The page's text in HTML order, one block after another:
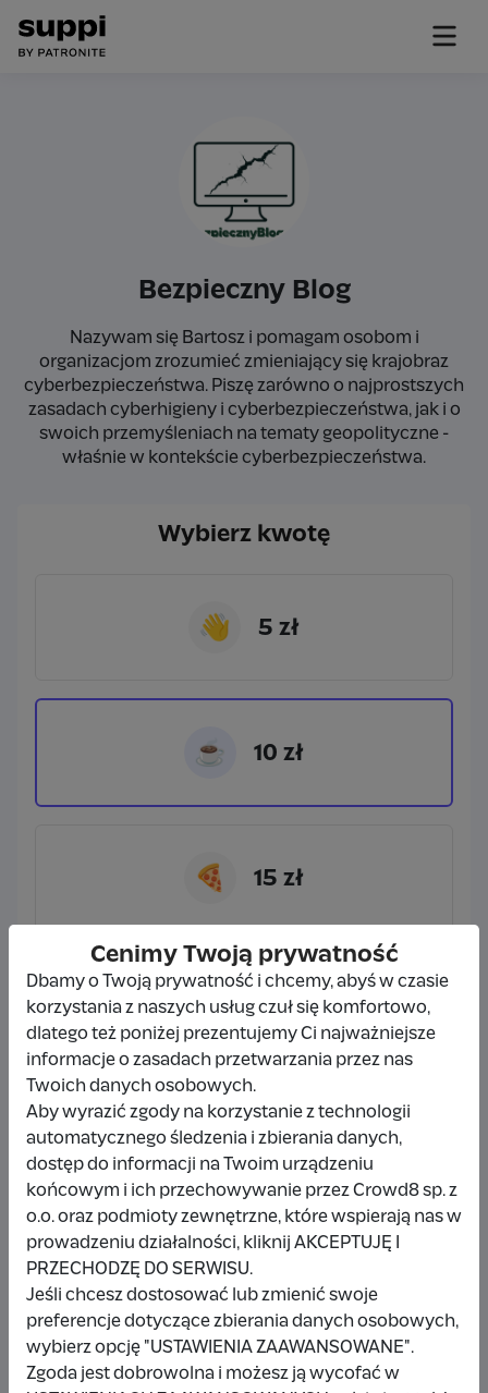
Bezpieczny Blog
Nazywam się Bartosz i pomagam osobom i
organizacjom zrozumieć zmieniający się krajobraz
cyberbezpieczeństwa. Piszę zarówno o najprostszych
zasadach cyberhigieny i cyberbezpieczeństwa, jak i o
swoich przemyśleniach na tematy geopolityczne -
właśnie w kontekście cyberbezpieczeństwa.
Wybierz kwotę
👋 5 zł
☕ 10 zł
🍕 15 zł
Wybieram 10 zł
Inna kwota
Udostępnij Zgłoś
Wpłacający/a
Cenimy Twoją prywatność
Dbamy o Twoją prywatność i chcemy, abyś w czasie
korzystania z naszych usług czuł się komfortowo,
dlatego też poniżej prezentujemy Ci najważniejsze
informacje o zasadach przetwarzania przez nas
Twoich danych osobowych.
Aby wyrazić zgody na korzystanie z technologii
automatycznego śledzenia i zbierania danych,
dostęp do informacji na Twoim urządzeniu
końcowym i ich przechowywanie przez Crowd8 sp. z
o.o. oraz podmioty zewnętrzne, które wspierają nas w
prowadzeniu działalności, kliknij AKCEPTUJĘ I
PRZECHODZĘ DO SERWISU.
Jeśli chcesz dostosować lub zmienić swoje
preferencje dotyczące zbierania danych osobowych,
wybierz opcję "USTAWIENIA ZAAWANSOWANE".
Zgoda jest dobrowolna i możesz ją wycofać w